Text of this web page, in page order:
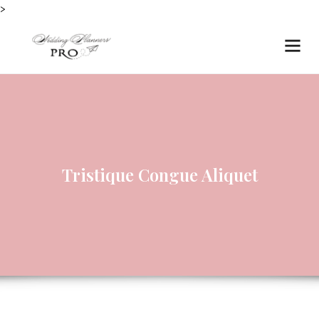
>
Tristique Congue Aliquet